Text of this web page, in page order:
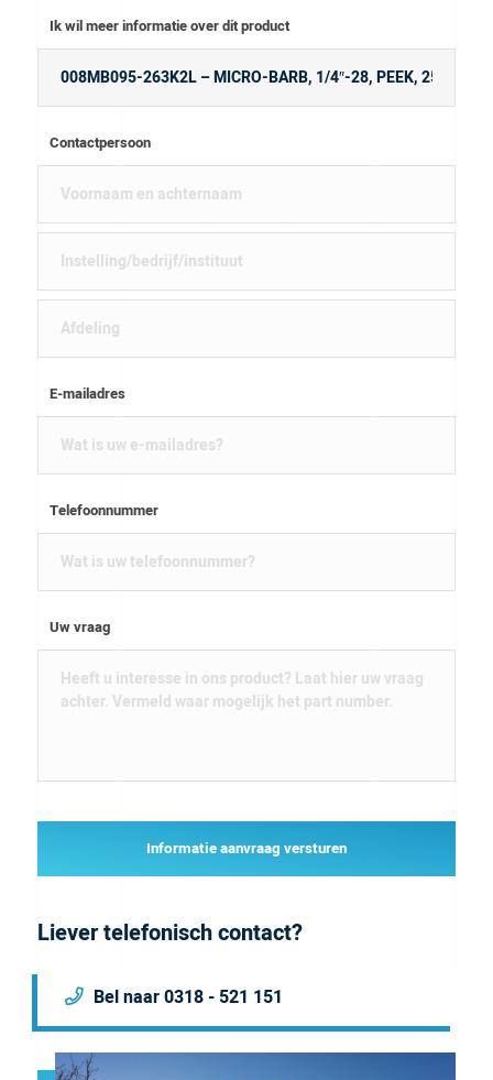
Ik wil meer informatie over dit product
Contactpersoon
E-mailadres
Telefoonnummer
Uw vraag
Informatie aanvraag versturen
Liever telefonisch contact?
Bel naar 0318 - 521 151